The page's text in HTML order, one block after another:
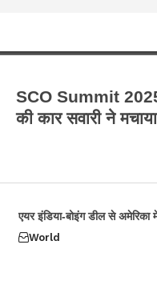
SCO Summit
की कार सवारी ने
एयर इंडिया-बोइंग डील से अमेरिका
World